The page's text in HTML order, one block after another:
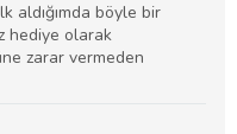
aldığımda böyle bir
hediye olarak
zarar vermeden